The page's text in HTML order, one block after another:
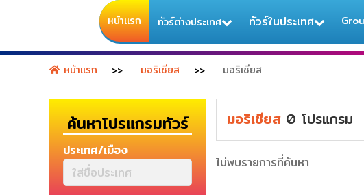
หน้าแรก ทัวร์ต่างประเทศ ทัวร์ในประเทศ
หน้าแรก มอริเชียส มอริเชียส
ค้นหาโปรแกรมทัวร์
ประเทศ/เมือง
มอริเชียส 0 โปรแกรม
ไม่พบรายการที่ค้นหา